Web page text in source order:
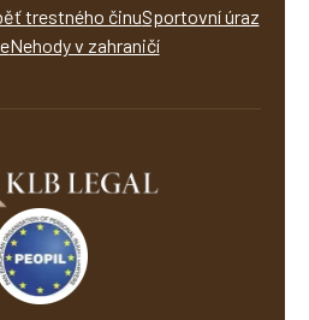
trestného činuSportovní úraz
Nehody v zahraničí